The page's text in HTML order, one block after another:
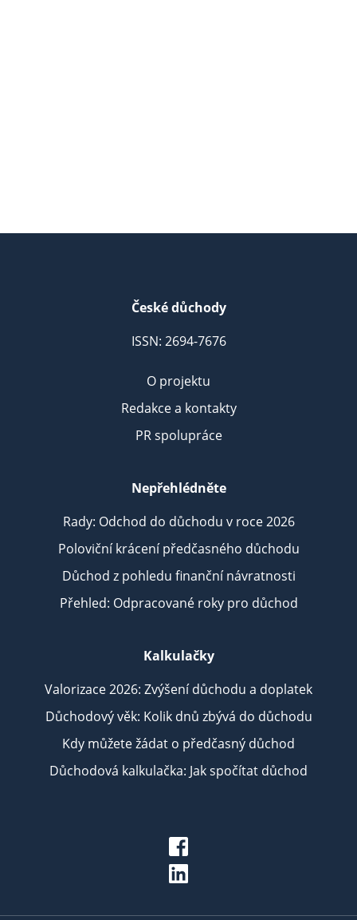
České důchody
ISSN: 2694-7676
O projektu
Redakce a kontakty
PR spolupráce
Nepřehlédněte
Rady: Odchod do důchodu v roce 2026
Poloviční krácení předčasného důchodu
Důchod z pohledu finanční návratnosti
Přehled: Odpracované roky pro důchod
Kalkulačky
Valorizace 2026: Zvýšení důchodu a doplatek
Důchodový věk: Kolik dnů zbývá do důchodu
Kdy můžete žádat o předčasný důchod
Důchodová kalkulačka: Jak spočítat důchod